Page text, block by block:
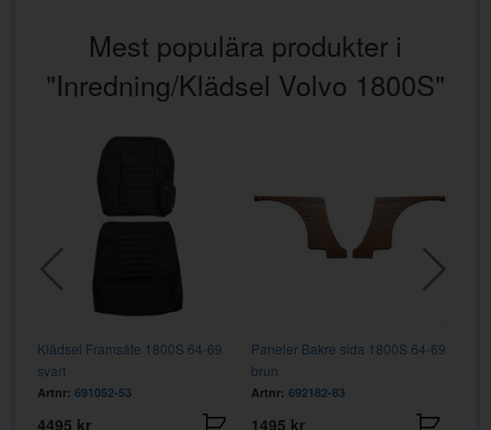
Mest populära produkter i
"Inredning/Klädsel Volvo 1800S"
Klädsel Framsäte 1800S 64-69
svart
Artnr: 691052-53
4495 kr
Paneler Bakre sida 1800S 64-69
brun
Artnr: 692182-83
1495 kr